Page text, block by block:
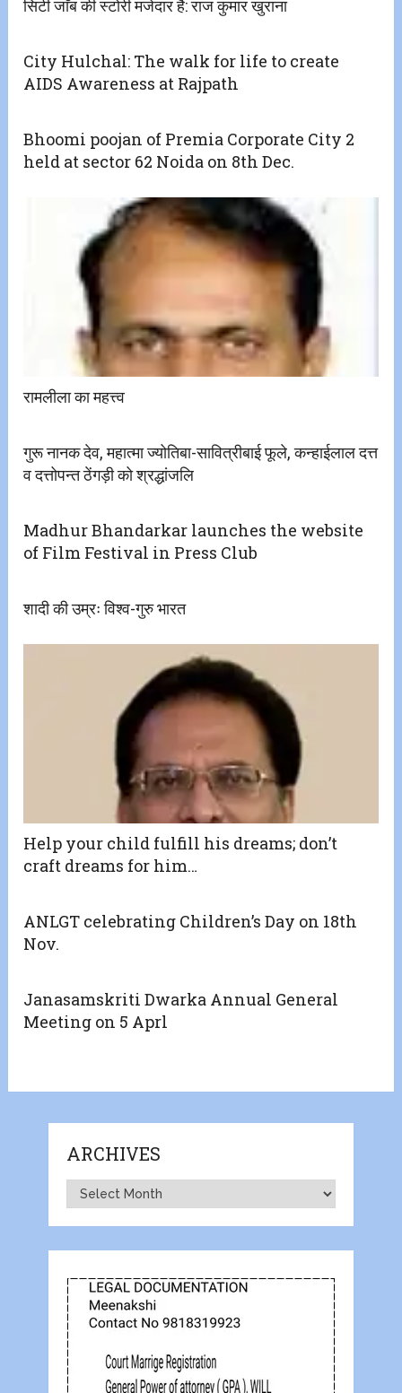
सिटी जाॅब की स्टोरी मजेदार है: राज कुमार खुराना
City Hulchal: The walk for life to create
AIDS Awareness at Rajpath
Bhoomi poojan of Premia Corporate City 2
held at sector 62 Noida on 8th Dec.
रामलीला का महत्त्व
गुरू नानक देव, महात्मा ज्योतिबा-सावित्रीबाई फूले, कन्हाईलाल दत्त
व दत्तोपन्त ठेंगड़ी को श्रद्धांजलि
Madhur Bhandarkar launches the website
of Film Festival in Press Club
शादी की उम्रः विश्व-गुरु भारत
Help your child fulfill his dreams; don’t
craft dreams for him…
ANLGT celebrating Children’s Day on 18th
Nov.
Janasamskriti Dwarka Annual General
Meeting on 5 Aprl
ARCHIVES
Archives